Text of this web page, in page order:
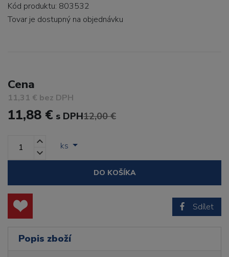
Kód produktu: 803532
Tovar je dostupný na objednávku
Cena
11,31 € bez DPH
11,88 € s DPH12,00 €
ks
DO KOŠÍKA
Sdílet
Popis zboží